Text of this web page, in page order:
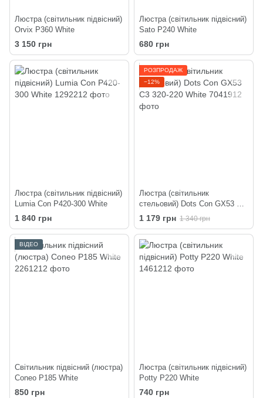
Люстра (світильник підвісний)
Orvix P360 White
3 150 грн
Люстра (світильник підвісний)
Sato P240 White
680 грн
Люстра (світильник підвісний)
Lumia Con P420-300 White
1 840 грн
РОЗПРОДАЖ
−12%
Люстра (світильник
стельовий) Dots Con GX53 C3
320-220 White
1 179 грн 1 340 грн
ВІДЕО
Світильник підвісний (люстра)
Coneo P185 White
850 грн
Люстра (світильник підвісний)
Potty P220 White
740 грн